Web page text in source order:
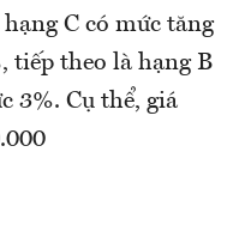
C có mức tăng
tiếp theo là hạng B
3%. Cụ thể, giá